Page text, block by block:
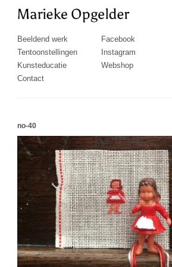
Beeldend werk
Tentoonstellingen
Kunsteducatie
Contact
Facebook
Instagram
Webshop
no-40